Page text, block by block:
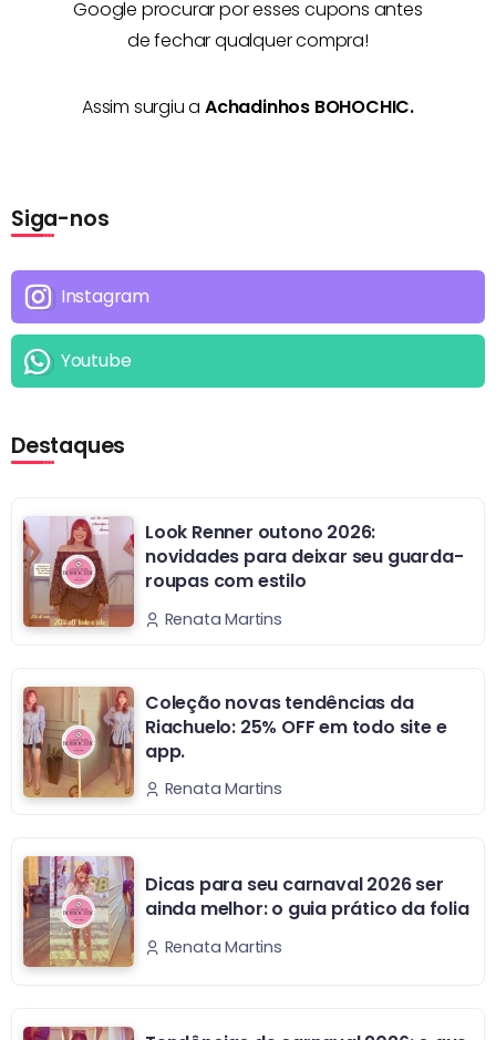
Google procurar por esses cupons antes
de fechar qualquer compra!
Assim surgiu a Achadinhos BOHOCHIC.
Siga-nos
Instagram
Youtube
Destaques
Look Renner outono 2026:
novidades para deixar seu guarda-
roupas com estilo
Renata Martins
Coleção novas tendências da
Riachuelo: 25% OFF em todo site e
app.
Renata Martins
Dicas para seu carnaval 2026 ser
ainda melhor: o guia prático da folia
Renata Martins